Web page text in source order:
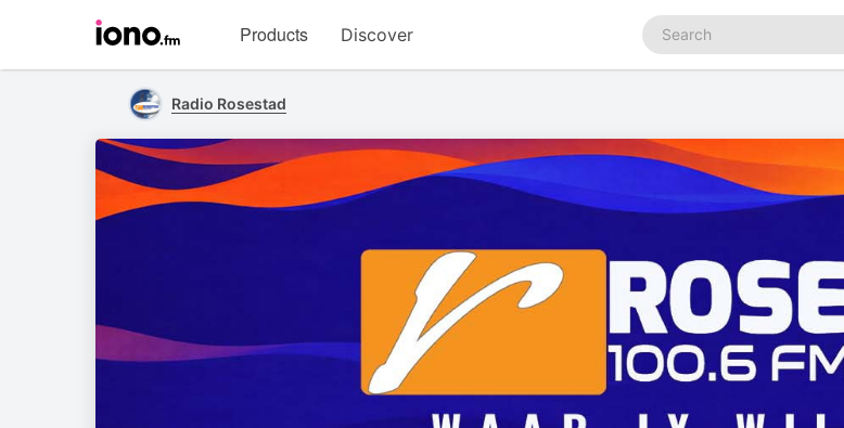
homepage
Products Discover
Search
podcasts
Radio Rosestad